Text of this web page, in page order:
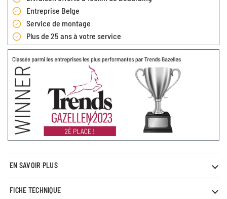
Entreprise Belge
Service de montage
Plus de 25 ans à votre service
EN SAVOIR PLUS
FICHE TECHNIQUE